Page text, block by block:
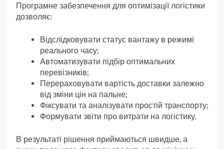
Програмне забезпечення для оптимізації логістики
дозволяє:
Відслідковувати статус вантажу в режимі
реального часу;
Автоматизувати підбір оптимальних
перевізників;
Перераховувати вартість доставки залежно
від зміни цін на пальне;
Фіксувати та аналізувати простій транспорту;
Формувати звіти про витрати на логістику.
В результаті рішення приймаються швидше, а